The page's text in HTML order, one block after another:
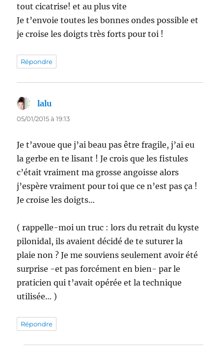
tout cicatrise! et au plus vite
Je t’envoie toutes les bonnes ondes possible et
je croise les doigts très forts pour toi !
Répondre
lalu
05/01/2015 à 19:13
Je t’avoue que j’ai beau pas être fragile, j’ai eu
la gerbe en te lisant ! Je crois que les fistules
c’était vraiment ma grosse angoisse alors
j’espère vraiment pour toi que ce n’est pas ça !
Je croise les doigts…
( rappelle-moi un truc : lors du retrait du kyste
pilonidal, ils avaient décidé de te suturer la
plaie non ? Je me souviens seulement avoir été
surprise -et pas forcément en bien- par le
praticien qui t’avait opérée et la technique
utilisée… )
Répondre